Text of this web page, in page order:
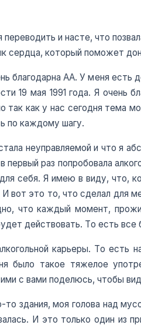
и насте, что
сердца, который поможет
благодарна АА. У меня
19 мая 1991 года. Я очень
так как у нас сегодня
по каждому шагу.
неуправляемой и что я
раз попробовала
себя. Я имею в виду, что,
вот это то, что сделал для
что каждый момент,
действовать. То есть
карьеры. То
было такое тяжелое
с вами поделюсь, чтобы
здания, моя голова над
И это только один из